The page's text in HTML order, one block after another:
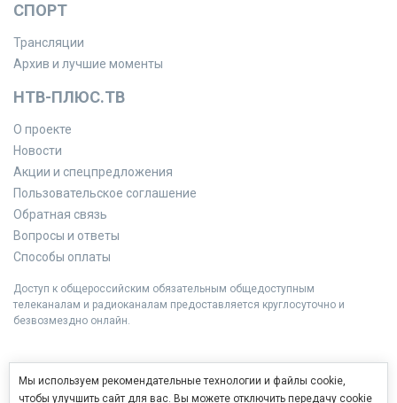
СПОРТ
Трансляции
Архив и лучшие моменты
НТВ-ПЛЮС.ТВ
О проекте
Новости
Акции и спецпредложения
Пользовательское соглашение
Обратная связь
Вопросы и ответы
Способы оплаты
Доступ к общероссийским обязательным общедоступным
телеканалам и радиоканалам предоставляется круглосуточно и
безвозмездно онлайн.
Мы используем рекомендательные технологии и файлы cookie,
чтобы улучшить сайт для вас. Вы можете отключить передачу cookie